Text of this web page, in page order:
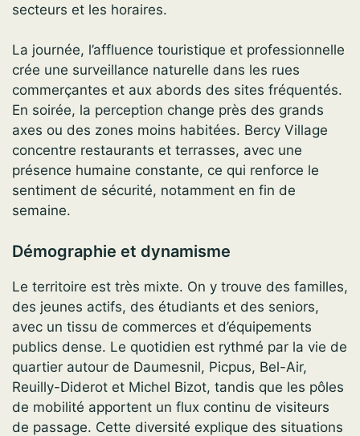
secteurs et les horaires.
La journée, l’affluence touristique et professionnelle
crée une surveillance naturelle dans les rues
commerçantes et aux abords des sites fréquentés.
En soirée, la perception change près des grands
axes ou des zones moins habitées. Bercy Village
concentre restaurants et terrasses, avec une
présence humaine constante, ce qui renforce le
sentiment de sécurité, notamment en fin de
semaine.
Démographie et dynamisme
Le territoire est très mixte. On y trouve des familles,
des jeunes actifs, des étudiants et des seniors,
avec un tissu de commerces et d’équipements
publics dense. Le quotidien est rythmé par la vie de
quartier autour de Daumesnil, Picpus, Bel-Air,
Reuilly-Diderot et Michel Bizot, tandis que les pôles
de mobilité apportent un flux continu de visiteurs
de passage. Cette diversité explique des situations